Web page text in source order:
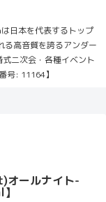
日本を代表するトップ
る高音質を誇るアンダー
二次会・各種イベント
号: 11164】
ールナイト-